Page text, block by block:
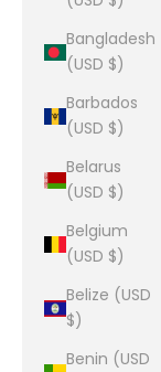
Bangladesh
(USD $)
Barbados
(USD $)
Belarus
(USD $)
Belgium
(USD $)
Belize (USD
$)
Benin (USD